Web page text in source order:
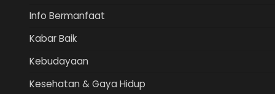
Info Bermanfaat
Kabar Baik
Kebudayaan
Kesehatan & Gaya Hidup